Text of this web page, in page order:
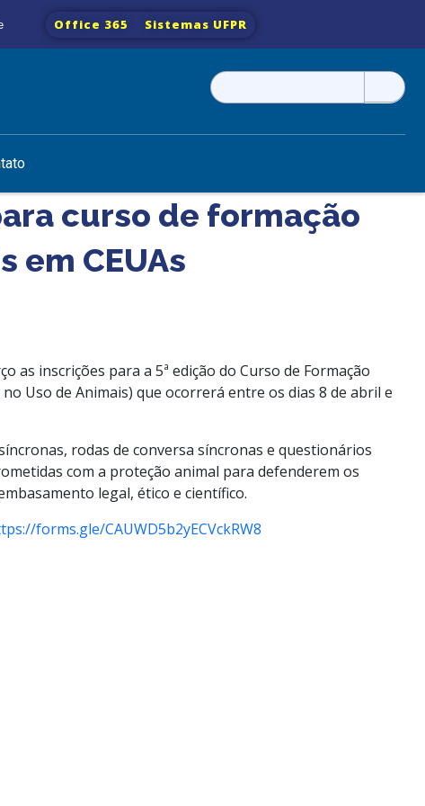
Office 365 Sistemas UFPR
Pesquisar
por:
curso de formação
em CEUAs
as inscrições para a 5ª edição do Curso de Formação
Uso de Animais) que ocorrerá entre os dias 8 de abril e
rodas de conversa síncronas e questionários
com a proteção animal para defenderem os
legal, ético e científico.
forms.gle/CAUWD5b2yECVckRW8